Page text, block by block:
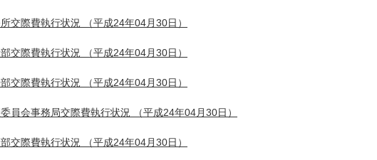
交際費執行状況 （平成24年04月30日）
交際費執行状況 （平成24年04月30日）
交際費執行状況 （平成24年04月30日）
員会事務局交際費執行状況 （平成24年04月30日）
交際費執行状況 （平成24年04月30日）